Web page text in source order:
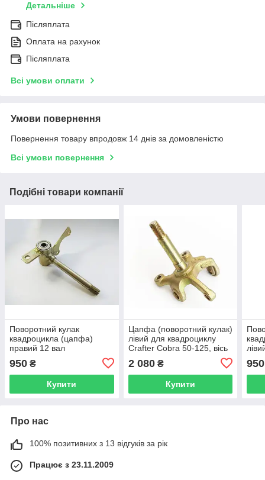
Детальніше
Післяплата
Оплата на рахунок
Післяплата
Всі умови оплати
Умови повернення
Повернення товару впродовж 14 днів за домовленістю
Всі умови повернення
Подібні товари компанії
Поворотний кулак
квадроцикла (цапфа)
правий 12 вал
950 ₴
Купити
Цапфа (поворотний кулак)
лівий для квадроциклу
Crafter Cobra 50-125, вісь
2 080₴
Купити
950
Про нас
100% позитивних з 13 відгуків за рік
Працює з 23.11.2009